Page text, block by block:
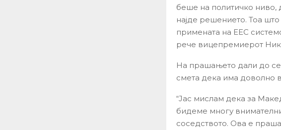
беше на политичко ниво,
најде решението. Тоа
примената на ЕЕС
рече вицепремиерот
На прашањето дали до
смета дека има доволно
“Јас мислам дека за
бидеме многу
соседството. Ова е